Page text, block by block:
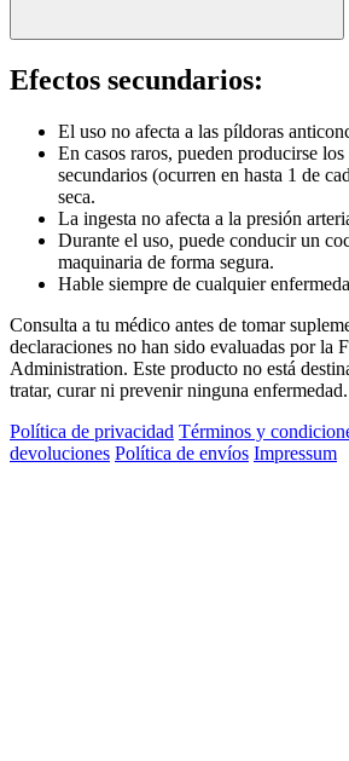
Efectos secundarios:
El uso no afecta a las píldoras
En casos raros, pueden producirse
secundarios (ocurren en hasta 1 de
seca.
La ingesta no afecta a la presión
Durante el uso, puede conducir un
maquinaria de forma segura.
Hable siempre de cualquier
Consulta a tu médico antes de tomar
declaraciones no han sido evaluadas por la
Administration. Este producto no está
tratar, curar ni prevenir ninguna enfermedad.
Política de privacidad Términos y
devoluciones Política de envíos Impressum